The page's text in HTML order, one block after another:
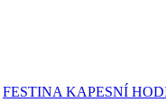
FESTINA KAPESNÍ